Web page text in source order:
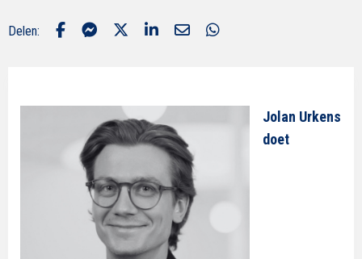
Delen:
Jolan Urkens
doet